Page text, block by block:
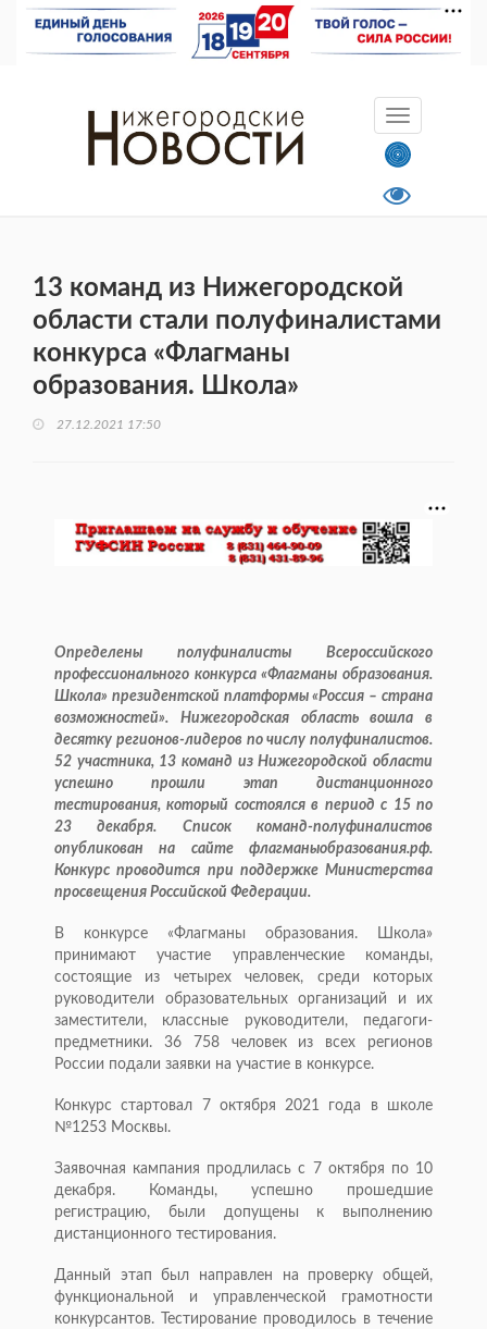
13 команд из Нижегородской
области стали полуфиналистами
конкурса «Флагманы
образования. Школа»
27.12.2021 17:50
Определены полуфиналисты Всероссийского
профессионального конкурса «Флагманы образования.
Школа» президентской платформы «Россия – страна
возможностей». Нижегородская область вошла в
десятку регионов-лидеров по числу полуфиналистов.
52 участника, 13 команд из Нижегородской области
успешно прошли этап дистанционного
тестирования, который состоялся в период с 15 по
23 декабря. Список команд-полуфиналистов
опубликован на сайте флагманыобразования.рф.
Конкурс проводится при поддержке Министерства
просвещения Российской Федерации.
В конкурсе «Флагманы образования. Школа»
принимают участие управленческие команды,
состоящие из четырех человек, среди которых
руководители образовательных организаций и их
заместители, классные руководители, педагоги-
предметники. 36 758 человек из всех регионов
России подали заявки на участие в конкурсе.
Конкурс стартовал 7 октября 2021 года в школе
№1253 Москвы.
Заявочная кампания продлилась с 7 октября по 10
декабря. Команды, успешно прошедшие
регистрацию, были допущены к выполнению
дистанционного тестирования.
Данный этап был направлен на проверку общей,
функциональной и управленческой грамотности
конкурсантов. Тестирование проводилось в течение